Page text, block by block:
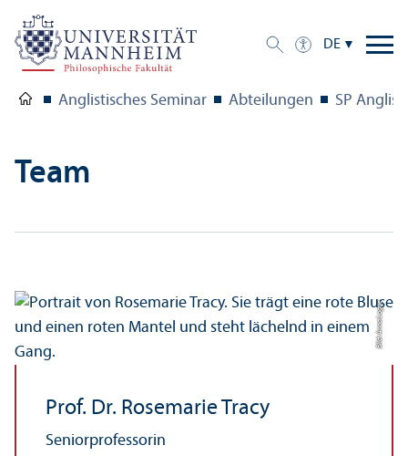
DE
Anglistisches Seminar Abteilungen SP
Team
Bild: Anna Logue
Prof. Dr. Rosemarie Tracy
Seniorprofessorin